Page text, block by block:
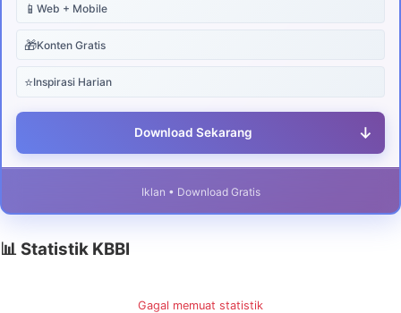
📱 Web + Mobile
🎁Konten Gratis
⭐Inspirasi Harian
Download Sekarang ↓
Iklan • Download Gratis
📊 Statistik KBBI
Gagal memuat statistik